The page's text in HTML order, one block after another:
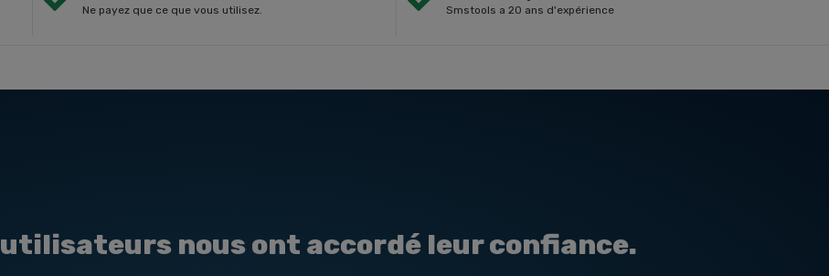
Ne payez que ce que vous utilisez. Smstools a 20 ans d'expérience
utilisateurs nous ont accordé leur confiance.